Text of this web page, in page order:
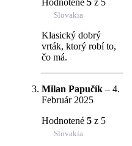
Slovakia
Klasický dobrý
vrták, ktorý robí to,
čo má.
Milan Papučík – 4.
Február 2025
Hodnotené 5 z 5
Slovakia